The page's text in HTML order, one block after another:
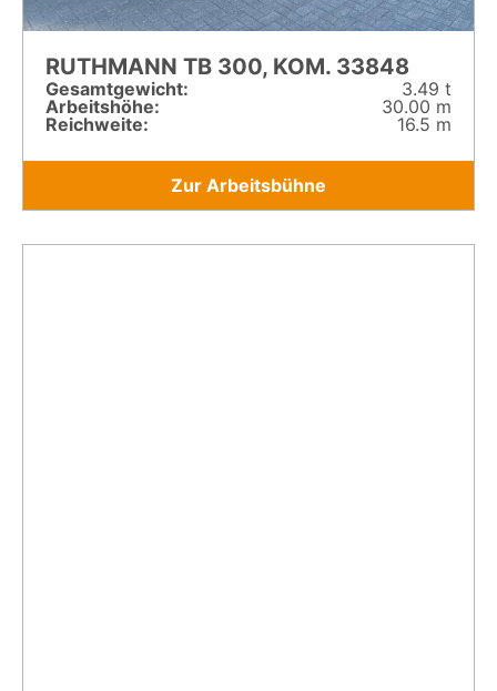
RUTHMANN TB 300, KOM. 33848
Gesamt­gewicht:
3.49 t
Arbeitshöhe:
30.00 m
Reichweite:
16.5 m
Zur Arbeitsbühne